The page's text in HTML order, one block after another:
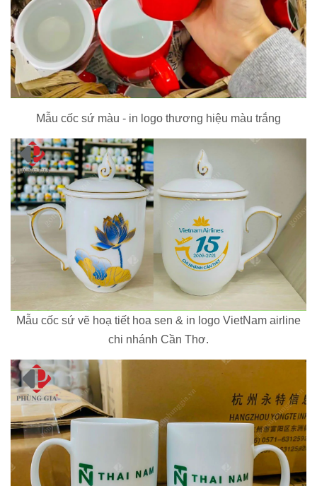
Mẫu cốc sứ màu - in logo thương hiệu màu trắng
Mẫu cốc sứ vẽ hoạ tiết hoa sen & in logo VietNam airline
chi nhánh Cần Thơ.